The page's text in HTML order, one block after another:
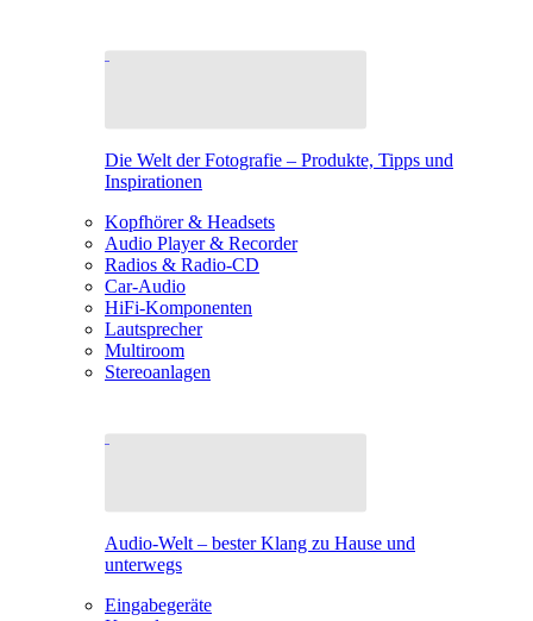
Die Welt der Fotografie – Produkte, Tipps und
Inspirationen
Kopfhörer & Headsets
Audio Player & Recorder
Radios & Radio-CD
Car-Audio
HiFi-Komponenten
Lautsprecher
Multiroom
Stereoanlagen
Audio-Welt – bester Klang zu Hause und
unterwegs
Eingabegeräte